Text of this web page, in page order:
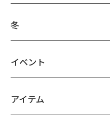
冬
イベント
アイテム